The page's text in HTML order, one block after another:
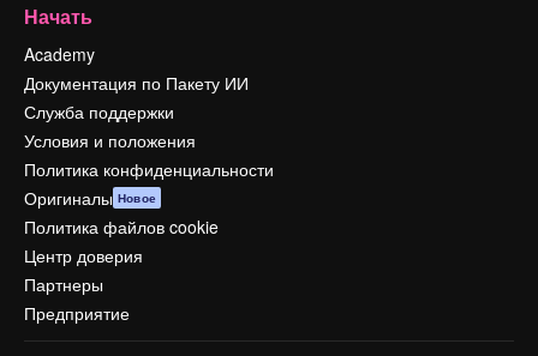
Начать
Academy
Документация по Пакету ИИ
Служба поддержки
Условия и положения
Политика конфиденциальности
Оригиналы Новое
Политика файлов cookie
Центр доверия
Партнеры
Предприятие